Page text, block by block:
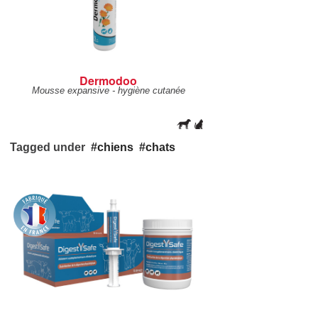
Dermodoo
Mousse expansive - hygiène cutanée
Tagged under chiens chats